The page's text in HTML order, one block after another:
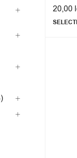
20,00